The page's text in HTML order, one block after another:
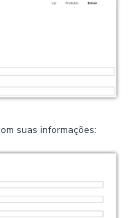
suas informações: